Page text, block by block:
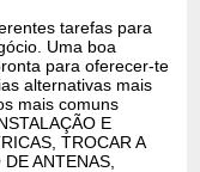
tarefas para
Uma boa
para oferecer-te
alternativas mais
mais comuns
E
TROCAR A
ANTENAS,